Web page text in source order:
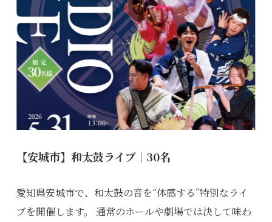
【安城市】和太鼓ライブ｜30名
愛知県安城市で、和太鼓の音を“体感する”特別なライ
ブを開催します。 通常のホールや劇場では決して味わ